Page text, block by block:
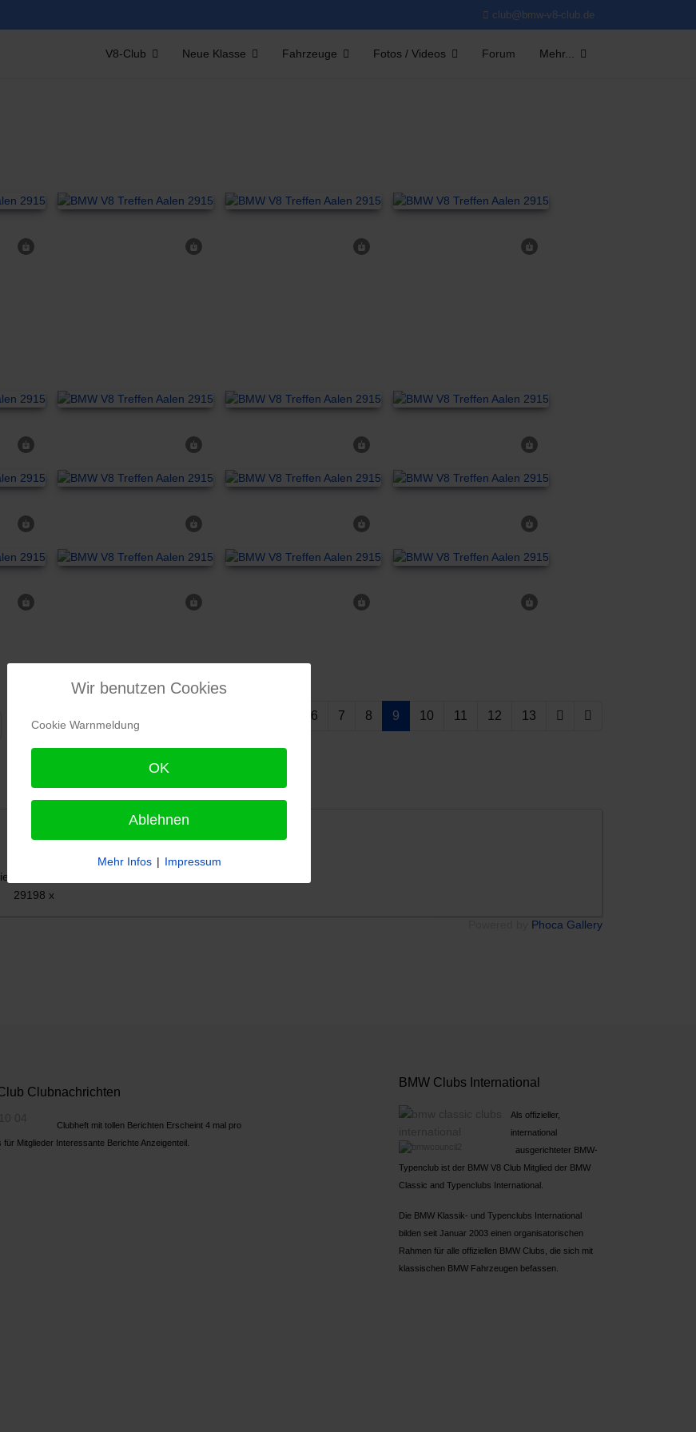
club@bmw-v8-club.de
V8-Club Neue Klasse Fahrzeuge Fotos / Videos Forum Mehr...
6 7 8 9 10 11 12 13
29198 x
Phoca Gallery
Clubnachrichten
Clubheft mit tollen Berichten Erscheint 4 mal pro
Mitglieder Interessante Berichte Anzeigenteil.
BMW Clubs International
Als offizieller,
international
ausgerichteter BMW-
Typenclub ist der BMW V8 Club Mitglied der BMW
Classic and Typenclubs International.
Die BMW Klassik- und Typenclubs International
bilden seit Januar 2003 einen organisatorischen
Rahmen für alle offiziellen BMW Clubs, die sich mit
klassischen BMW Fahrzeugen befassen.
Wir benutzen Cookies
Cookie Warnmeldung
OK
Ablehnen
Mehr Infos | Impressum